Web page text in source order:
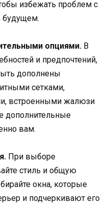
избежать проблем с
будущем.
опциями. В
и предпочтений,
дополнены
сетками,
встроенными жалюзи
дополнительные
вам.
При выборе
стиль и общую
окна, которые
и подчеркивают его